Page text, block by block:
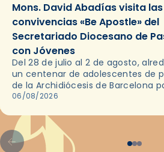
Mons. David Abadías visita las
convivencias «Be Apostle» del
Secretariado Diocesano de
con Jóvenes
Del 28 de julio al 2 de agosto,
un centenar de adolescentes de
de la Archidiócesis de Barcelona
en las convivencias Be Apostle,
06/08/2026